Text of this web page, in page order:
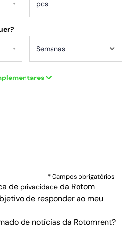
+
+
* Campos obrigatórios
de privacidade da Rotom
de responder ao meu
de notícias da Rotomrent?